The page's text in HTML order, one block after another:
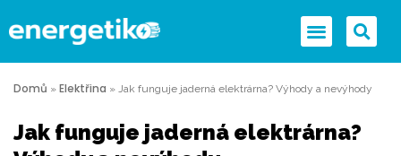
Domů » Elektřina » Jak funguje jaderná elektrárna? Výhody a nevýhody
Jak funguje jaderná elektrárna?